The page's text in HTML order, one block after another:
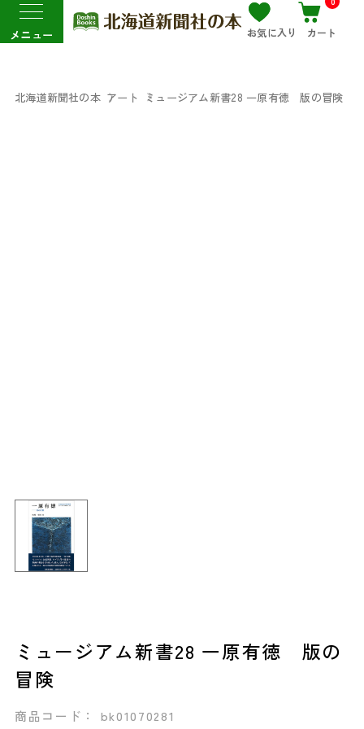
メニュー お気に入り カート
北海道新聞社の本 アート ミュージアム新書28 一原有徳 版の冒険
ミュージアム新書28 一原有徳 版の
冒険
商品コード： bk01070281